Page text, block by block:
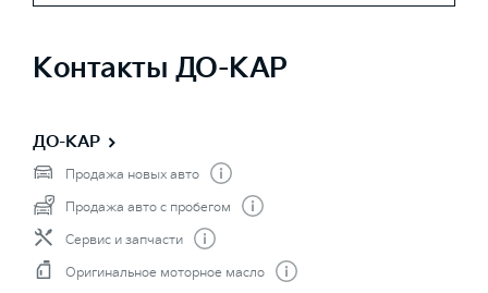
Контакты ДО-КАР
ДО-КАР
Продажа новых авто
Продажа авто с пробегом
Сервис и запчасти
Оригинальное моторное масло